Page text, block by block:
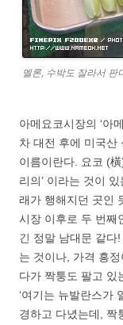
멜론, 수박도 잘라서 판
아메요코시장의 ‘아
차 대전 후에 미국산
이름이란다. 요코 (橫
리의’ 이라는 것이
래가 행해지던 곳인
시장 이후로 두 번째
긴 정말 남대문 같다
는 것이나, 가격 흥
다가 짝퉁도 팔고 있
‘여기는 뉴발란스가
경하고 다녔는데, 짝